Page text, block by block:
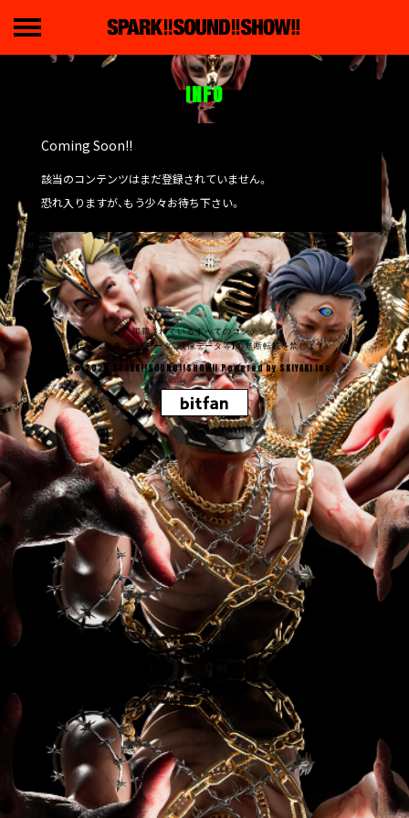
INFO
Coming Soon!!
該当のコンテンツはまだ登録されていません。
恐れ入りますが、もう少々お待ち下さい。
掲載されているすべてのコンテンツ
(記事、画像、音声データ、映像データ等)の無断転載を禁じます。
© 2026 SPARK!!SOUND!!SHOW!! Powered bySKIYAKI Inc.